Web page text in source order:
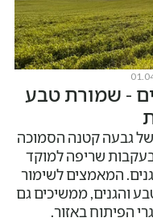
- שמורת טבע
גבעה קטנה הסמוכה
שריפה למוקד
המאמצים לשימור
והגנים, ממשיכים גם
הפיתוח באזור.